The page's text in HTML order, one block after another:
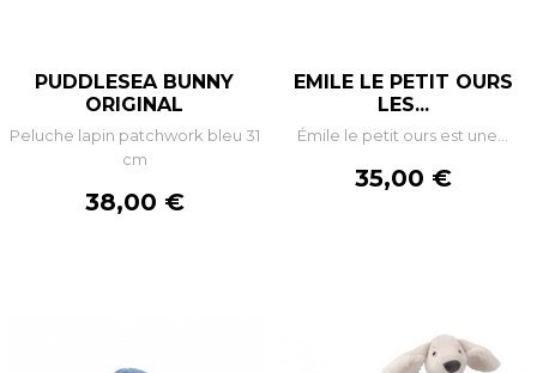
PUDDLESEA BUNNY
ORIGINAL
Peluche lapin patchwork bleu 31
cm
Prix
38,00 €
EMILE LE PETIT OURS
LES...
Émile le petit ours est une...
Prix
35,00 €